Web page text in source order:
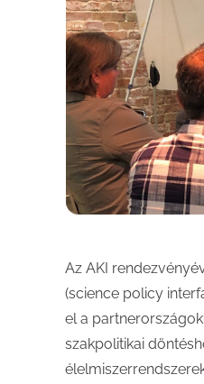
Az AKI
(science policy
el a
szakpolitikai